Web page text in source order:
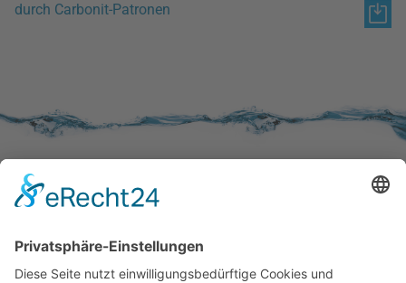
durch Carbonit-Patronen
Kundenzufriedenheit
WISSENSWERTES